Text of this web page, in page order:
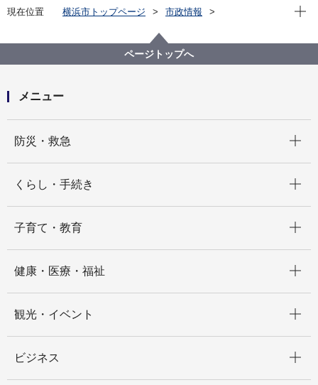
現在位置 横浜市トップページ
市政情報
記者発表 2024年度
環境に配慮した紙おむつを使用した紙おむつのサブス
ク事業を実施します
現在
ページトップへ
メニュー
防災・救急
くらし・手続き
子育て・教育
健康・医療・福祉
観光・イベント
ビジネス